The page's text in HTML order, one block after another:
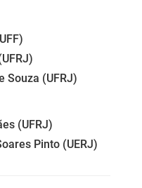
Souza (UFRJ)
(UFRJ)
Pinto (UERJ)